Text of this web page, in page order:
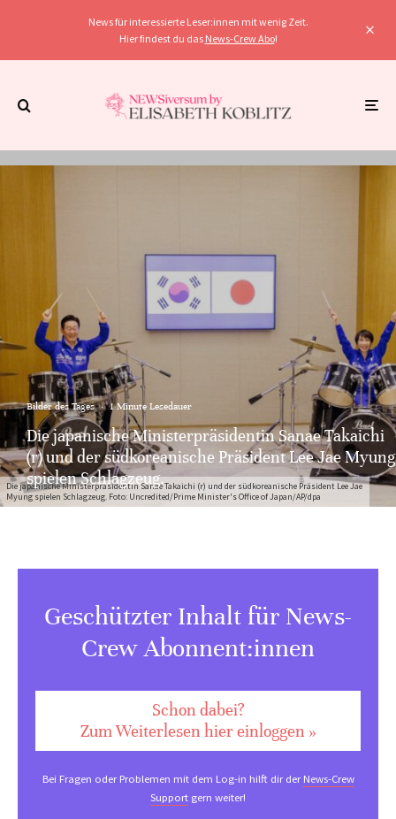
News für interessierte Leser:innen mit wenig Zeit.
Hier findest du das News-Crew Abo!
Die japanische Ministerpräsidentin Sanae Takaichi (r) und der südkoreanische Präsident Lee Jae
Myung spielen Schlagzeug. Foto: Uncredited/Prime Minister's Office of Japan/AP/dpa
Bilder des Tages · 1 Minute Lesedauer
Die japanische Ministerpräsidentin Sanae Takaichi
(r) und der südkoreanische Präsident Lee Jae Myung
spielen Schlagzeug.
Geschützter Inhalt für News-
Crew Abonnent:innen
Schon dabei?
Zum Weiterlesen hier einloggen »
Bei Fragen oder Problemen mit dem Log-in hilft dir derNews-Crew
Support gern weiter!